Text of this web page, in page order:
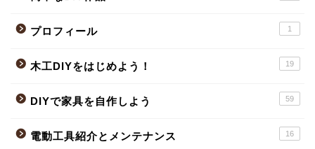
プロフィール 1
木工DIYをはじめよう！ 19
DIYで家具を自作しよう 59
電動工具紹介とメンテナンス 16